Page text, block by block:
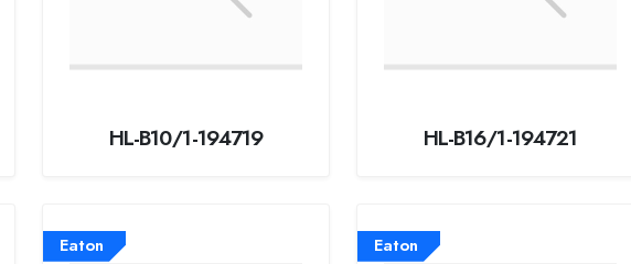
HL-B10/1-194719 HL-B16/1-194721
Eaton Eaton